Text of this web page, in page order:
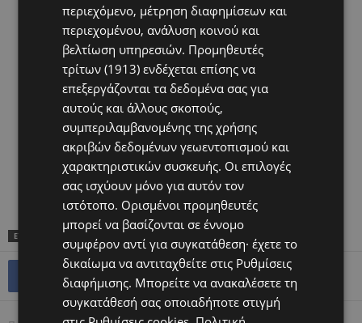
ΕΤΙΚΕΤΕΣ
περιεχόμενο, μέτρηση διαφημίσεων και
περιεχομένου, ανάλυση κοινού και
βελτίωση υπηρεσιών. Προμηθευτές
τρίτων (1913) ενδέχεται επίσης να
επεξεργάζονται τα δεδομένα σας για
αυτούς και άλλους σκοπούς,
συμπεριλαμβανομένης της χρήσης
ακριβών δεδομένων γεωεντοπισμού και
χαρακτηριστικών συσκευής. Οι επιλογές
σας ισχύουν μόνο για αυτόν τον
ιστότοπο. Ορισμένοι προμηθευτές
μπορεί να βασίζονται σε έννομο
συμφέρον αντί για συγκατάθεση· έχετε το
δικαίωμα να αντιταχθείτε στις Ρυθμίσεις
διαφήμισης. Μπορείτε να ανακαλέσετε τη
συγκατάθεσή σας οποιαδήποτε στιγμή